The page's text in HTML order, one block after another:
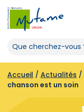
Accueil / Actualités /
chanson est un soin